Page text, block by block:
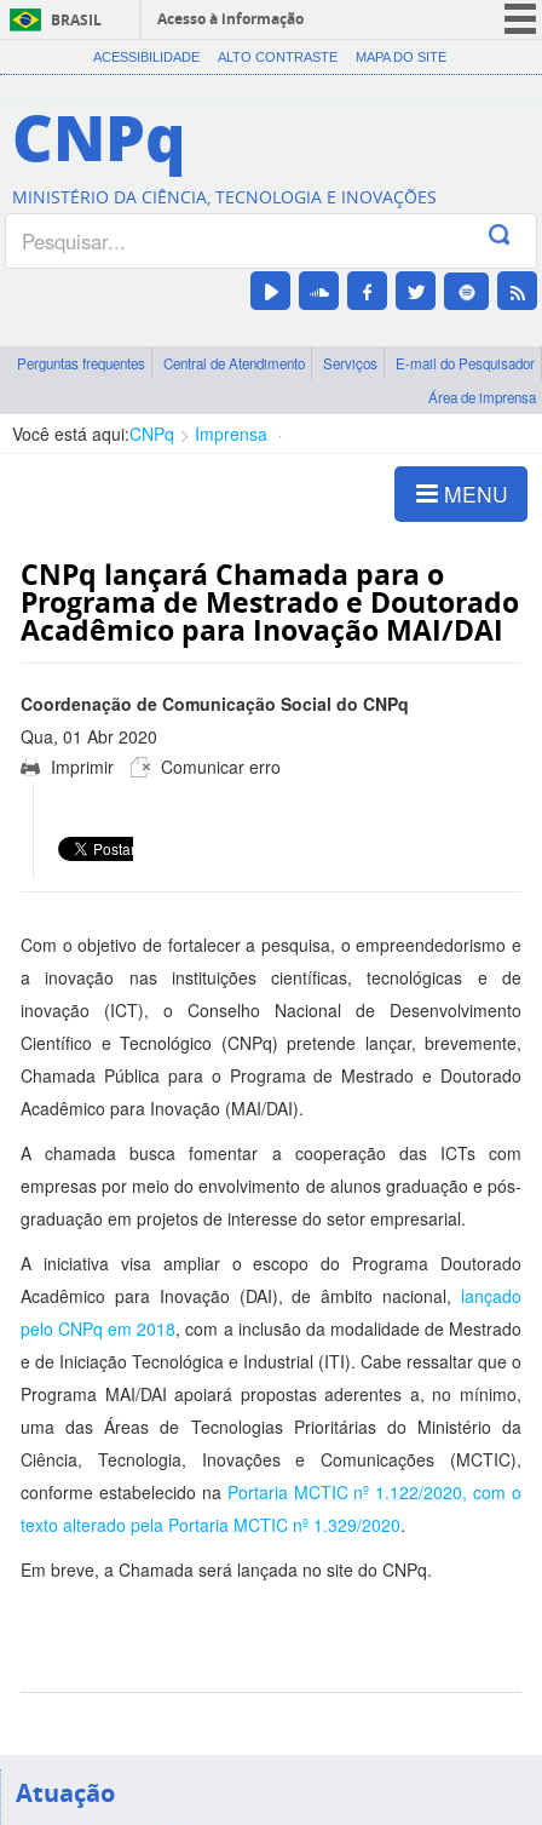
BRASIL
Acesso à informação
CORONAVÍRUS (COVID-19)
Canais
ACESSIBILIDADE ALTO CONTRASTE MAPA DO SITE
CNPq
MINISTÉRIO DA CIÊNCIA, TECNOLOGIA E INOVAÇÕES
Perguntas frequentes Central de Atendimento Serviços
E-mail do Pesquisador
Área de imprensa
Você está aqui:CNPq Imprensa
MENU
CNPq lançará Chamada para o
Programa de Mestrado e Doutorado
Acadêmico para Inovação MAI/DAI
Coordenação de Comunicação Social do CNPq
Qua, 01 Abr 2020
12:22:00 -0300
Imprimir Comunicar erro
Com o objetivo de fortalecer a pesquisa, o empreendedorismo e
a inovação nas instituições científicas, tecnológicas e de
inovação (ICT), o Conselho Nacional de Desenvolvimento
Científico e Tecnológico (CNPq) pretende lançar, brevemente,
Chamada Pública para o Programa de Mestrado e Doutorado
Acadêmico para Inovação (MAI/DAI).
A chamada busca fomentar a cooperação das ICTs com
empresas por meio do envolvimento de alunos graduação e pós-
graduação em projetos de interesse do setor empresarial.
A iniciativa visa ampliar o escopo do Programa Doutorado
Acadêmico para Inovação (DAI), de âmbito nacional, lançado
pelo CNPq em 2018, com a inclusão da modalidade de Mestrado
e de Iniciação Tecnológica e Industrial (ITI). Cabe ressaltar que o
Programa MAI/DAI apoiará propostas aderentes a, no mínimo,
uma das Áreas de Tecnologias Prioritárias do Ministério da
Ciência, Tecnologia, Inovações e Comunicações (MCTIC),
conforme estabelecido na Portaria MCTIC nº 1.122/2020, com o
texto alterado pela Portaria MCTIC nº 1.329/2020.
Em breve, a Chamada será lançada no site do CNPq.
Atuação